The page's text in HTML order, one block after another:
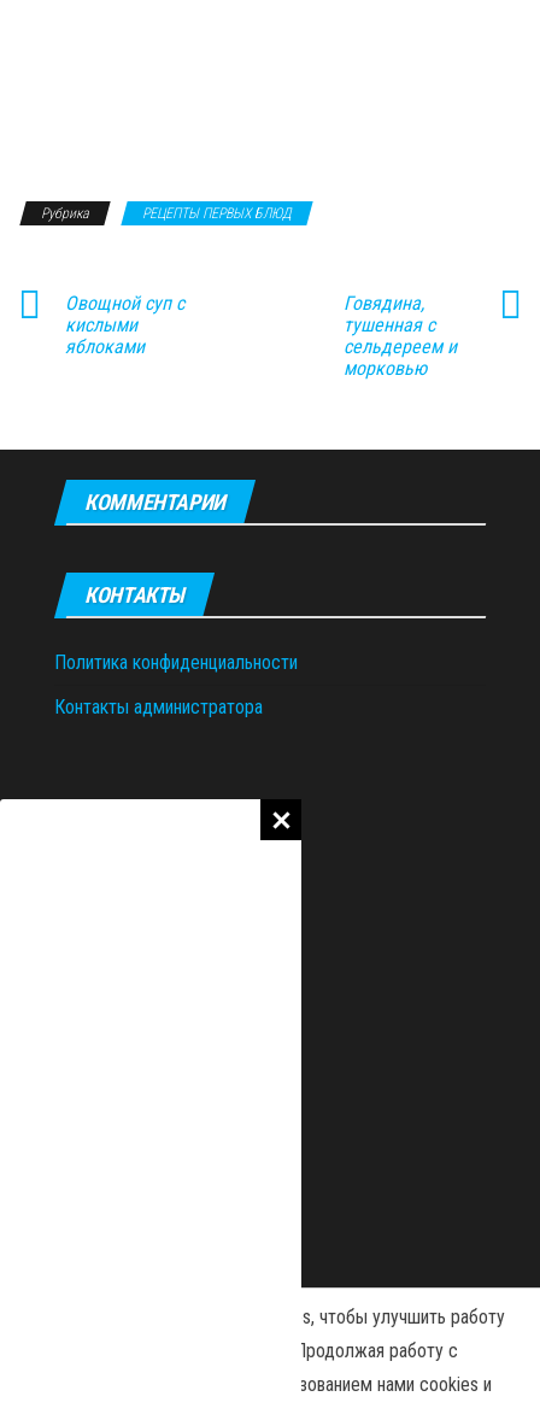
Рубрика РЕЦЕПТЫ ПЕРВЫХ БЛЮД
Овощной суп с
кислыми
яблоками
Говядина,
тушенная с
сельдереем и
морковью
КОММЕНТАРИИ
КОНТАКТЫ
Политика конфиденциальности
Контакты администратора
Наш сайт использует файлы cookies, чтобы улучшить работу
и повысить эффективность сайта. Продолжая работу с
сайтом, вы соглашаетесь с использованием нами cookies и